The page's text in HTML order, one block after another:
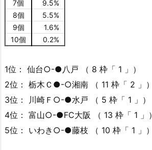
7個
9.5%
8個
5.5%
9個
1.6%
10個
0.2%
1位： 仙台○-●八戸 （ 8 枠「 1 」）
2位： 栃木Ｃ●-○湘南 （ 11 枠「 2 」）
3位： 川崎Ｆ○-●水戸 （ 5 枠「 1 」）
4位： 富山○-●FC大阪 （ 13 枠「 1 」）
5位： いわき○-●藤枝 （ 10 枠「 1 」）